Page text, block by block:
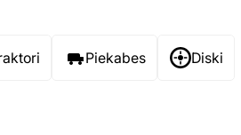
Piekabes Diski